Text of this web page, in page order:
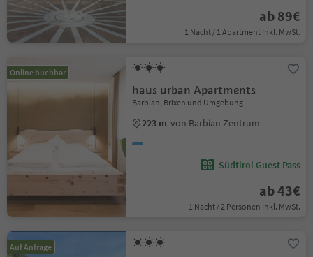
ab 89€
1 Nacht / 1 Apartment Inkl. MwSt.
Online buchbar
haus urban Apartments
Barbian, Brixen und Umgebung
223 m von Barbian Zentrum
Südtirol Guest Pass
ab 43€
1 Nacht / 2 Personen Inkl. MwSt.
Auf Anfrage